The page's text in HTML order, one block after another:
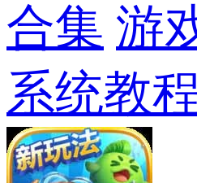
合集 游
系统教程